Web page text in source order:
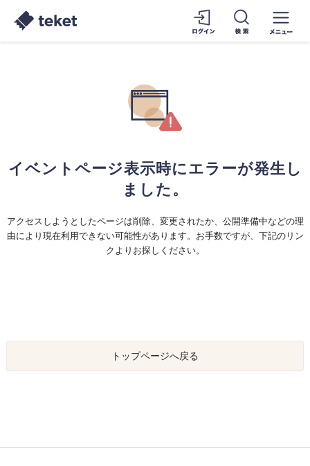
イベントページ表示時にエラーが発生し
ました。
アクセスしようとしたページは削除、変更されたか、公開準備中などの理
由により現在利用できない可能性があります。お手数ですが、下記のリン
クよりお探しください。
トップページへ戻る